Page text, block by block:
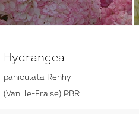
Hydrangea
paniculata Renhy
(Vanille-Fraise) PBR